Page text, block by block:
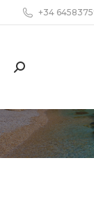
+34
Search: